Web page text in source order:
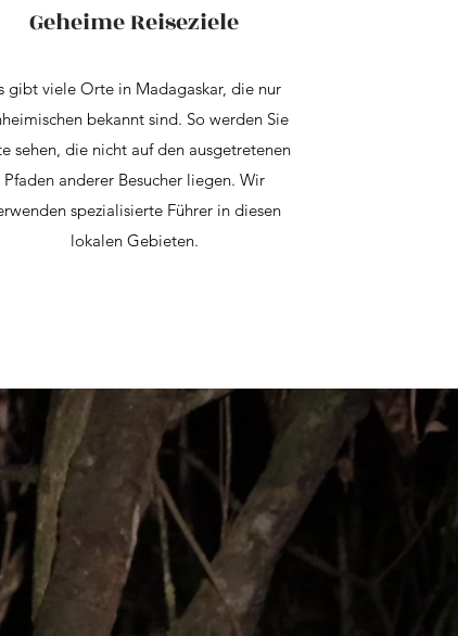
Geheime Reiseziele
gibt viele Orte in Madagaskar, die nur
bekannt sind. So werden Sie
sehen, die nicht auf den ausgetretenen
Pfaden anderer Besucher liegen. Wir
spezialisierte Führer in diesen
lokalen Gebieten.